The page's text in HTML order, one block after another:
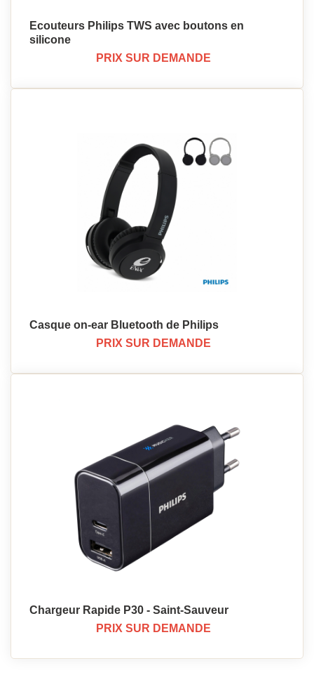
Ecouteurs Philips TWS avec boutons en
silicone
PRIX SUR DEMANDE
Casque on-ear Bluetooth de Philips
PRIX SUR DEMANDE
Chargeur Rapide P30 - Saint-Sauveur
PRIX SUR DEMANDE